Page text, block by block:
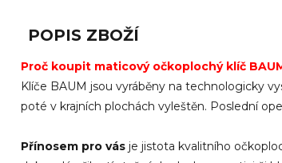
POPIS ZBOŽÍ
Proč koupit maticový očkoplochý klíč
Klíče BAUM jsou vyráběny na technologicky
poté v krajních plochách vyleštěn. Poslední
Přínosem pro vás je jistota kvalitního